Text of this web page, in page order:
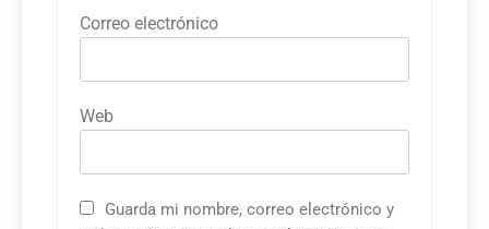
Correo electrónico
Web
Guarda mi nombre, correo electrónico y